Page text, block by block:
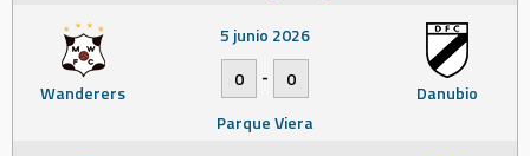
Wanderers Danubio
5 junio 2026
0
-
0
Parque Viera